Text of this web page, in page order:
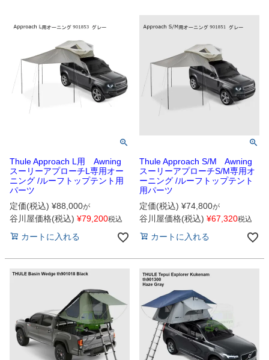
Thule Approach L用 Awning
スーリーアプローチL専用オー
ニング /ルーフトップテント用
パーツ
定価(税込) ¥88,000が
谷川屋価格(税込) ¥79,200税込
カートに入れる
Thule Approach S/M Awning
スーリーアプローチS/M専用オ
ーニング /ルーフトップテント
用パーツ
定価(税込) ¥74,800が
谷川屋価格(税込) ¥67,320税込
カートに入れる